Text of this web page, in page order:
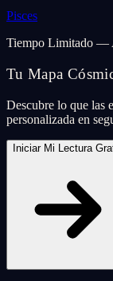
Pisces
Tiempo Limitado —
Tu Mapa
Descubre lo que las
personalizada en
Iniciar Mi Lectura